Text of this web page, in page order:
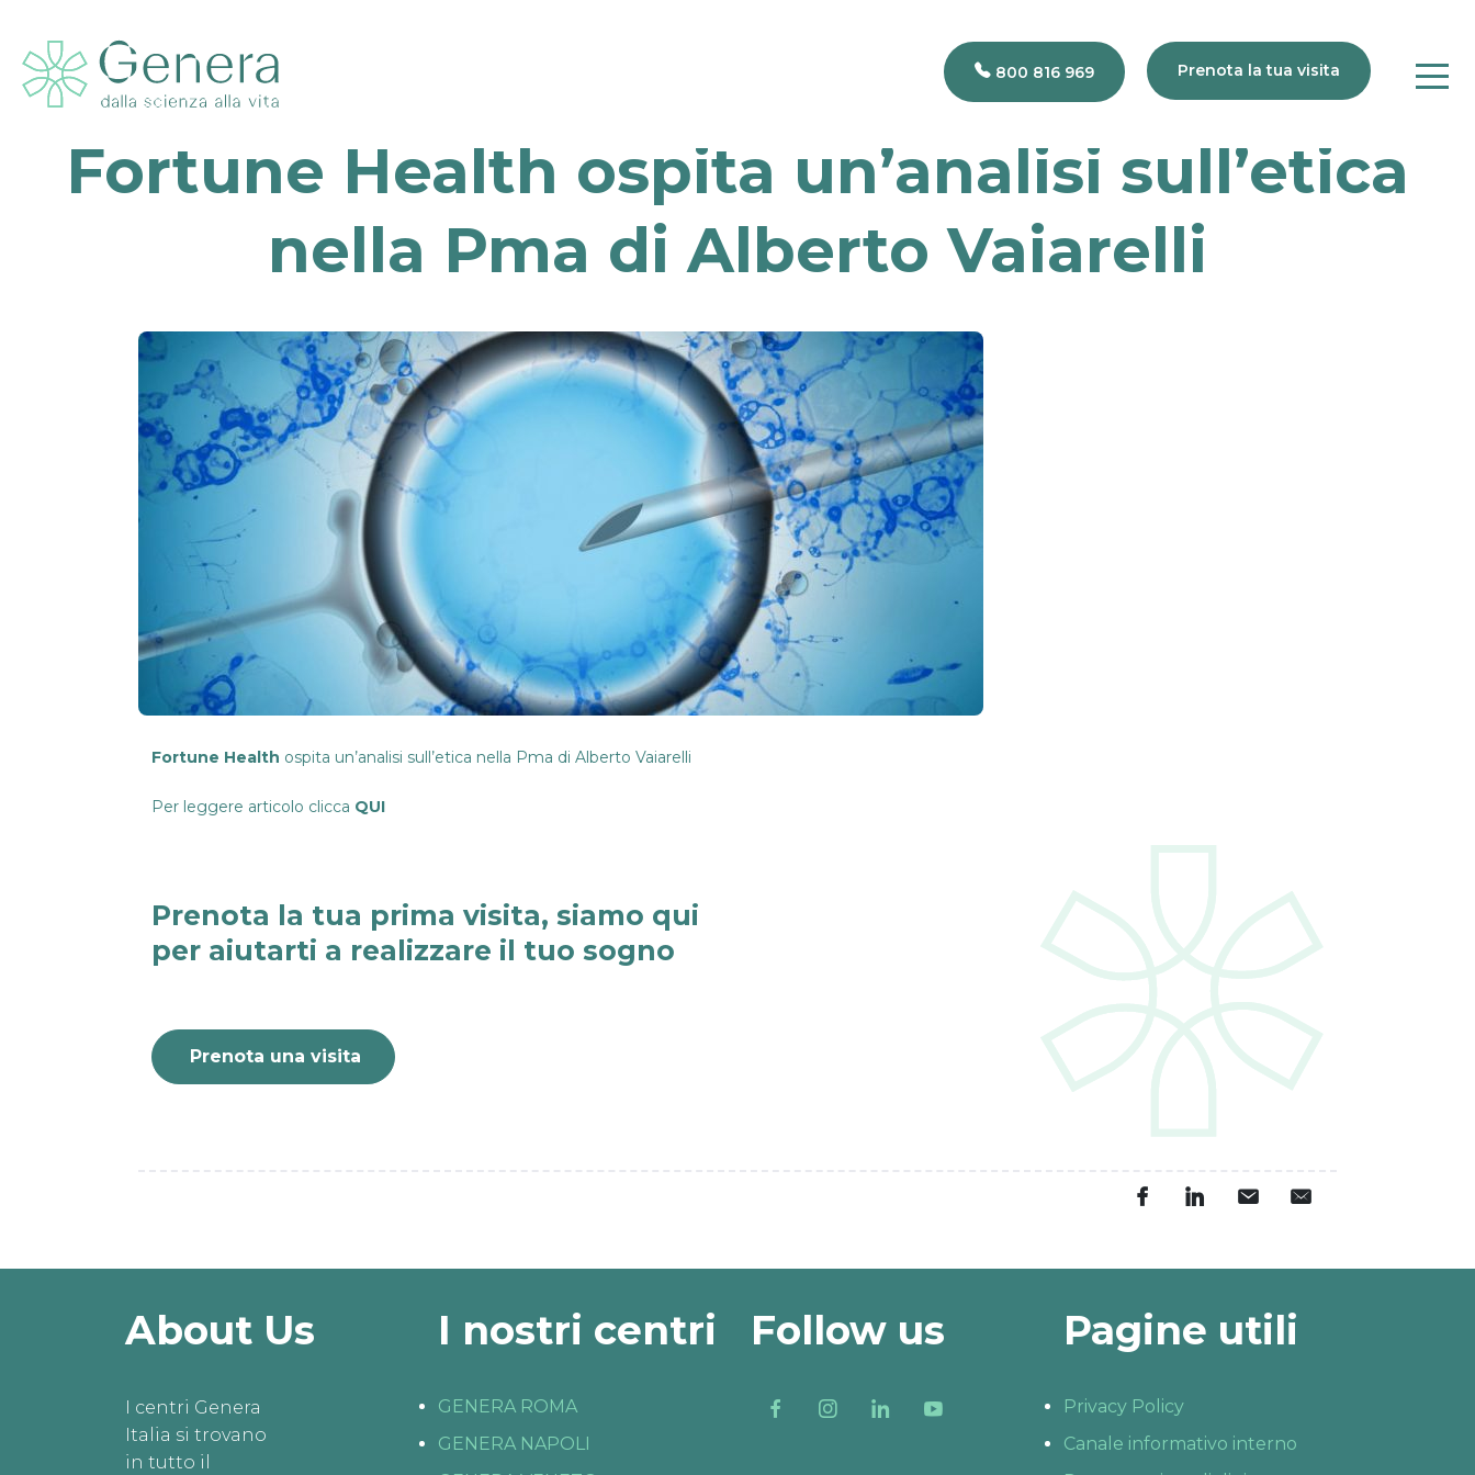
800 816 969 Prenota la tua visita
Fortune Health ospita un’analisi sull’etica
nella Pma di Alberto Vaiarelli
Fortune Health ospita un’analisi sull’etica nella Pma di Alberto Vaiarelli
Per leggere articolo clicca QUI
Prenota la tua prima visita, siamo qui
per aiutarti a realizzare il tuo sogno
Prenota una visita
About Us
I centri Genera
Italia si trovano
in tutto il
I nostri centri
GENERA ROMA
GENERA NAPOLI
Follow us Pagine utili
Privacy Policy
Canale informativo interno